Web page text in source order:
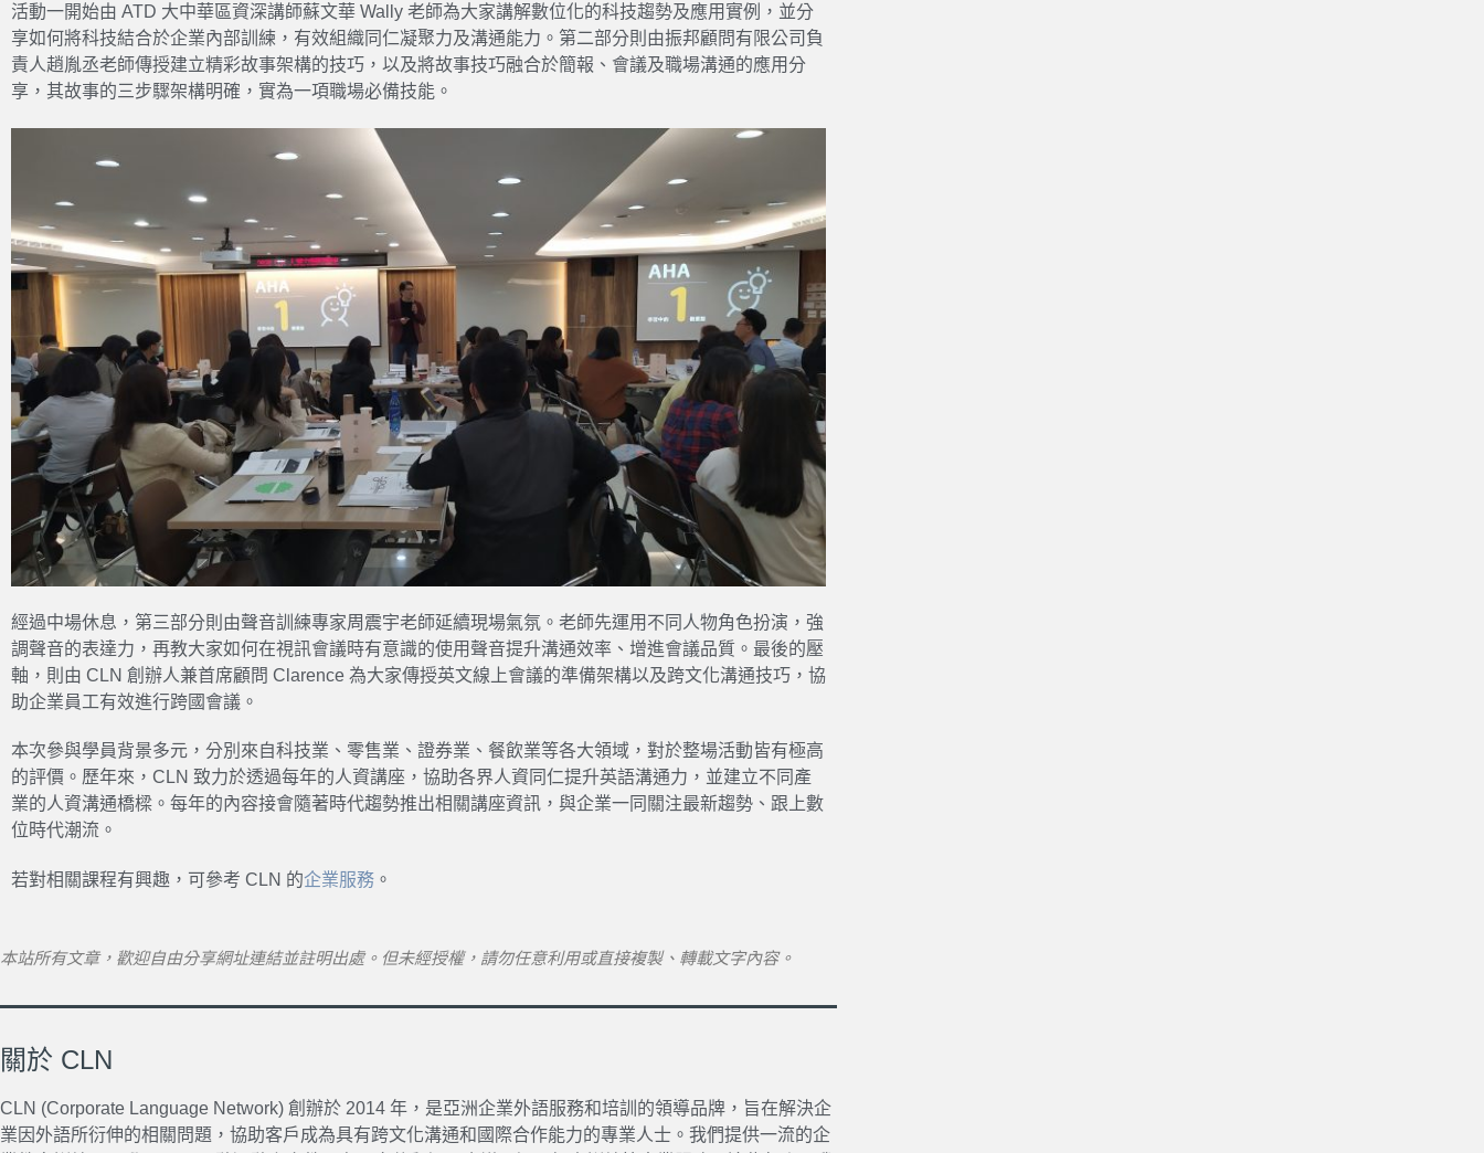
活動一開始由 ATD 大中華區資深講師蘇文華 Wally 老師為大家講解數位化的科技趨勢及應用實例，並分
享如何將科技結合於企業內部訓練，有效組織同仁凝聚力及溝通能力。第二部分則由振邦顧問有限公司負
責人趙胤丞老師傳授建立精彩故事架構的技巧，以及將故事技巧融合於簡報、會議及職場溝通的應用分
享，其故事的三步驟架構明確，實為一項職場必備技能。
經過中場休息，第三部分則由聲音訓練專家周震宇老師延續現場氣氛。老師先運用不同人物角色扮演，強
調聲音的表達力，再教大家如何在視訊會議時有意識的使用聲音提升溝通效率、增進會議品質。最後的壓
軸，則由 CLN 創辦人兼首席顧問 Clarence 為大家傳授英文線上會議的準備架構以及跨文化溝通技巧，協
助企業員工有效進行跨國會議。
本次參與學員背景多元，分別來自科技業、零售業、證券業、餐飲業等各大領域，對於整場活動皆有極高
的評價。歷年來，CLN 致力於透過每年的人資講座，協助各界人資同仁提升英語溝通力，並建立不同產
業的人資溝通橋樑。每年的內容接會隨著時代趨勢推出相關講座資訊，與企業一同關注最新趨勢、跟上數
位時代潮流。
若對相關課程有興趣，可參考 CLN 的企業服務 。
本站所有文章，歡迎自由分享網址連結並註明出處。但未經授權，請勿任意利用或直接複製、轉載文字內容。
關於 CLN
CLN (Corporate Language Network) 創辦於 2014 年，是亞洲企業外語服務和培訓的領導品牌，旨在解決企
業因外語所衍伸的相關問題，協助客戶成為具有跨文化溝通和國際合作能力的專業人士。我們提供一流的企